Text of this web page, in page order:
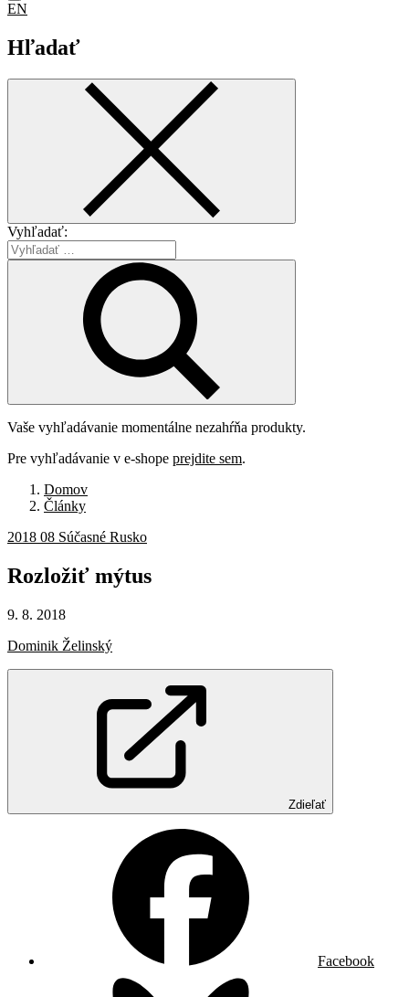
EN
Hľadať
Vyhľadať:
Vaše vyhľadávanie momentálne nezahŕňa produkty.
Pre vyhľadávanie v e-shope prejdite sem.
Domov
Články
2018 08 Súčasné Rusko
Rozložiť mýtus
9. 8. 2018
Dominik Želinský
Zdieľať
Facebook